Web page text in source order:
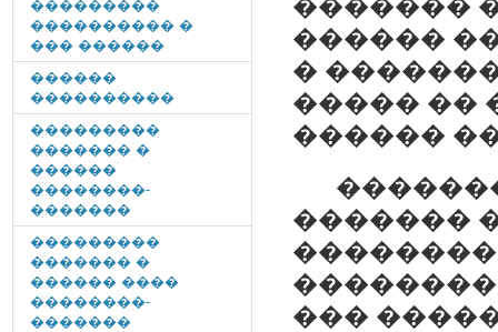
���������
���������� �
��� ������
������
����������
���������
������� �
������
��������-
�������
���������
������� �
������ ����
��������-
�������
�������
������
�
����� ��
������
�������
���